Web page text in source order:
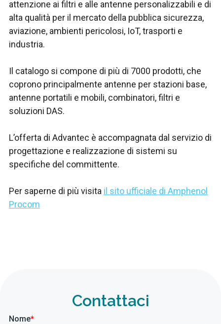
attenzione ai filtri e alle antenne personalizzabili e di
alta qualità per il mercato della pubblica sicurezza,
aviazione, ambienti pericolosi, IoT, trasporti e
industria.
Il catalogo si compone di più di 7000 prodotti, che
coprono principalmente antenne per stazioni base,
antenne portatili e mobili, combinatori, filtri e
soluzioni DAS.
L’offerta di Advantec è accompagnata dal servizio di
progettazione e realizzazione di sistemi su
specifiche del committente.
Per saperne di più visita il sito ufficiale di Amphenol
Procom
Contattaci